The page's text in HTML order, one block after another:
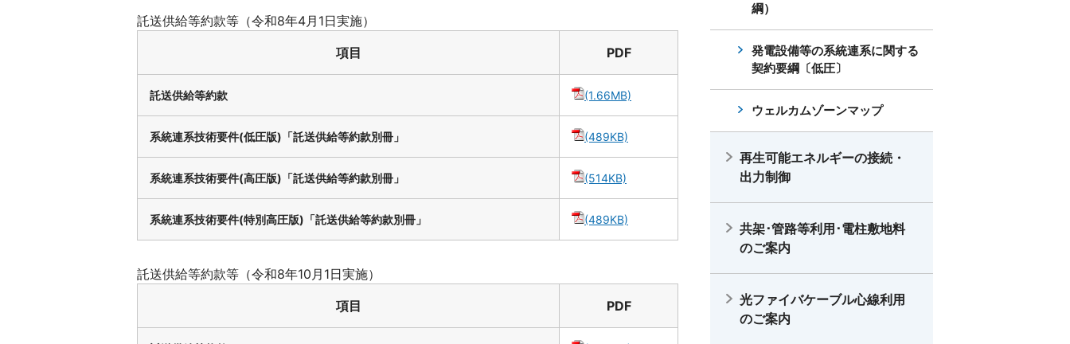
託送供給等約款等（令和8年4月1日実施）
項目
PDF
託送供給等約款 (1.66MB)
系統連系技術要件(低圧版)「託送供給等約款別冊」 (489KB)
系統連系技術要件(高圧版)「託送供給等約款別冊」 (514KB)
系統連系技術要件(特別高圧版)「託送供給等約款別冊」 (489KB)
託送供給等約款等（令和8年10月1日実施）
項目
PDF
綱）
発電設備等の系統連系に関する
契約要綱〔低圧〕
ウェルカムゾーンマップ
再生可能エネルギーの接続・
出力制御
共架･管路等利用･電柱敷地料
のご案内
光ファイバケーブル心線利用
のご案内